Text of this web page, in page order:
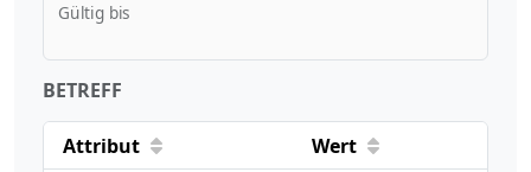
Gültig bis
BETREFF
Attribut Wert